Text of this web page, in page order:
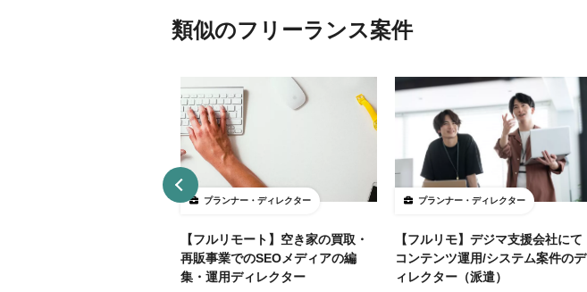
類似のフリーランス案件
プランナー・ディレクター
【フルリモート】空き家の買取・
再販事業でのSEOメディアの編
集・運用ディレクター
プランナー・ディレクター
【フルリモ】デジマ支援会社にて
コンテンツ運用/システム案件のデ
ィレクター（派遣）